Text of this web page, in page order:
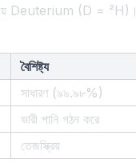
Deuterium (D = ²H)।
বৈশিষ্ট্য
সাধারণ (৯৯.৯৮%)
ভারী পানি গঠন করে
তেজস্ক্রিয়